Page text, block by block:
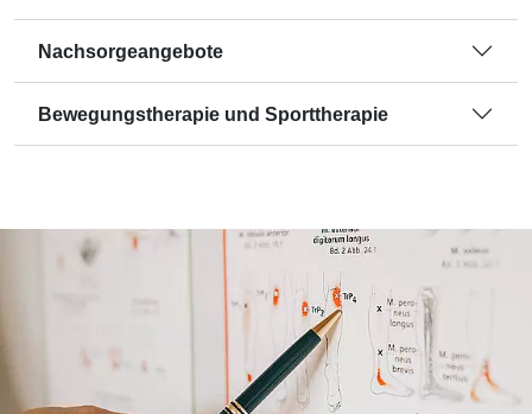
Nachsorgeangebote
Bewegungstherapie und Sporttherapie